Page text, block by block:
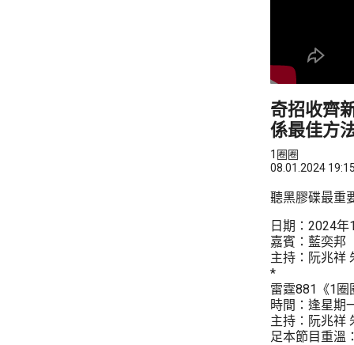
奇招收齊
係最佳方
1圈圈
08.01.2024
聽黑膠碟最重
日期：2024年
嘉賓：藍奕邦
主持：阮兆祥
*
雷霆881《1圈
時間：逢星期
主持：阮兆祥
足本節目重溫